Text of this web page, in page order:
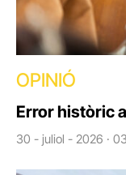
OPINIÓ
Error històric
30 - juliol - 2026 ·